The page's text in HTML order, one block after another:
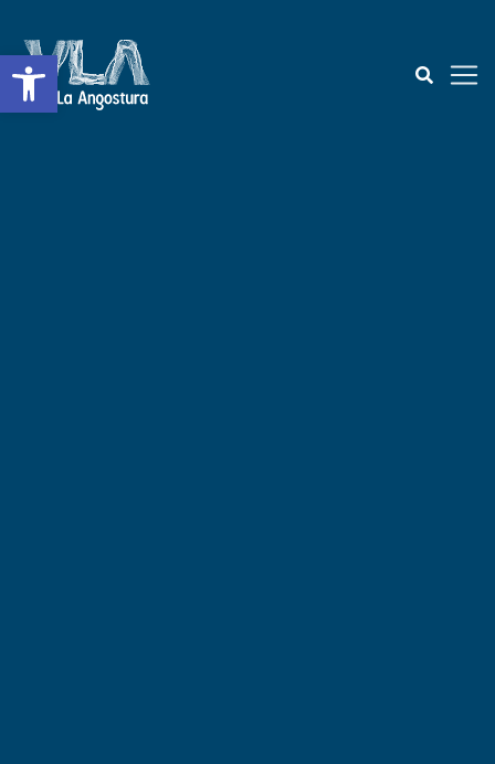
Abrir a barra de ferramentas